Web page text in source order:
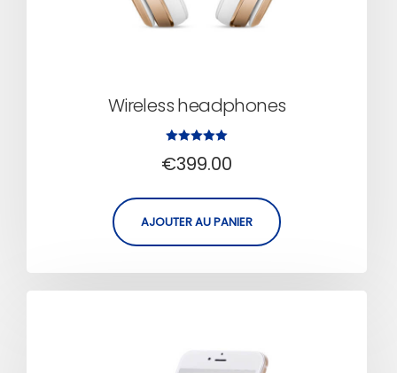
Wireless headphones
sur 5
€399.00
AJOUTER AU PANIER